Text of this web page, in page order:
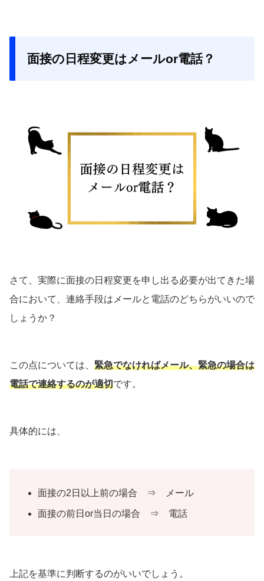
面接の日程変更はメールor電話？
さて、実際に面接の日程変更を申し出る必要が出てきた場
合において、連絡手段はメールと電話のどちらがいいので
しょうか？
この点については、 緊急でなければメール、緊急の場合は
電話で連絡するのが適切です。
具体的には、
面接の2日以上前の場合 ⇒ メール
面接の前日or当日の場合 ⇒ 電話
上記を基準に判断するのがいいでしょう。